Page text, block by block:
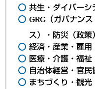
共生・ダイバーシ
GRC（ガバナン
ス）・防災（政策）
経済・産業・雇用
医療・介護・福祉
自治体経営・官民
まちづくり・観